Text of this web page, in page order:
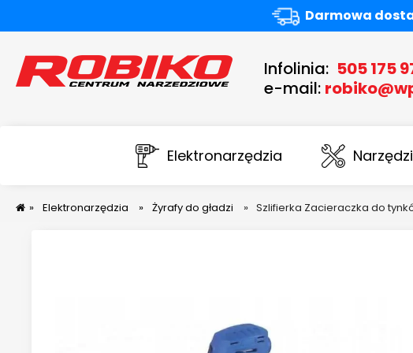
Darmowa
Infolinia: 505 175
e-mail:
Elektronarzędzia
» Elektronarzędzia » Żyrafy do gładzi » Szlifierka Zacieraczka do